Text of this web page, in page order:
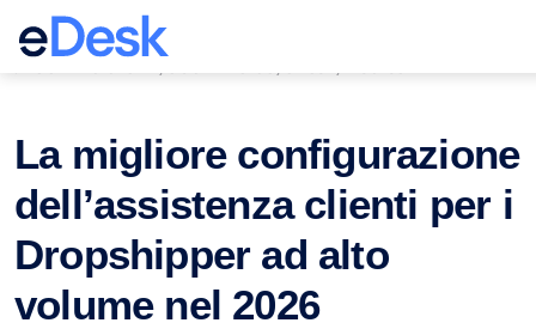
eCommerce Support Central
La migliore configurazione
dell’assistenza clienti per i
Dropshipper ad alto
volume nel 2026